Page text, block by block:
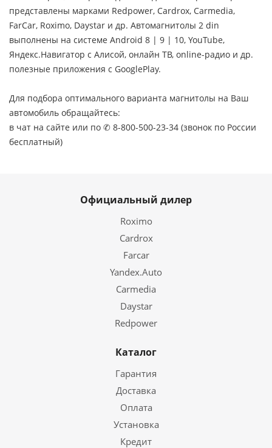
представлены марками Redpower, Cardrox, Carmedia,
FarCar, Roximo, Daystar и др. Автомагнитолы 2 din
выполнены на системе Android 8 | 9 | 10, YouTube,
Яндекс.Навигатор с Алисой, онлайн ТВ, online-радио и др.
полезные приложения с GooglePlay.
Для подбора оптимального варианта магнитолы на Ваш
автомобиль обращайтесь:
в чат на сайте или по ✆ 8-800-500-23-34 (звонок по России
бесплатный)
Официальный дилер
Roximo
Cardrox
Farcar
Yandex.Auto
Carmedia
Daystar
Redpower
Каталог
Гарантия
Доставка
Оплата
Установка
Кредит